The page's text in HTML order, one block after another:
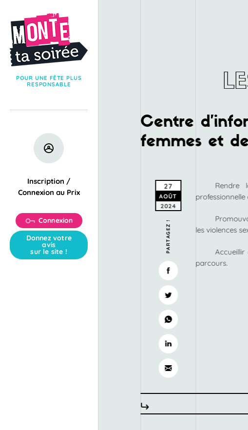
POUR UNE FÊTE PLUS
RESPONSABLE
Inscription /
Connexion au Prix
Connexion
Donnez votre
avis
sur le site !
Centre
femmes et
Rendre
professionnelle
les violences
parcours.
27
AOÛT
2024
PARTAGEZ !